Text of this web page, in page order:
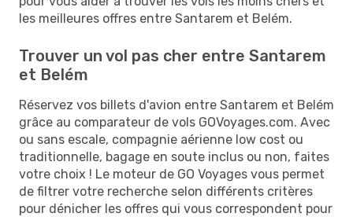
les meilleures offres entre Santarem et Belém.
Trouver un vol pas cher entre Santarem
et Belém
Réservez vos billets d'avion entre Santarem et Belém
grâce au comparateur de vols GOVoyages.com. Avec
ou sans escale, compagnie aérienne low cost ou
traditionnelle, bagage en soute inclus ou non, faites
votre choix ! Le moteur de GO Voyages vous permet
de filtrer votre recherche selon différents critères
pour dénicher les offres qui vous correspondent pour